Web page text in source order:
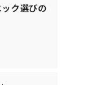
ク選びの